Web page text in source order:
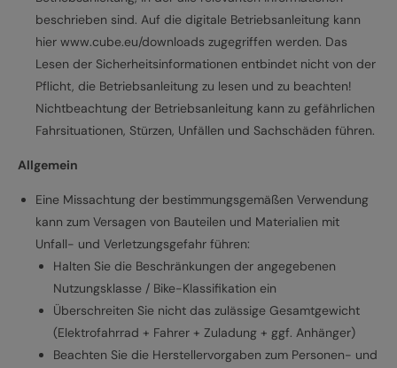
beschrieben sind. Auf die digitale Betriebsanleitung kann
hier www.cube.eu/downloads zugegriffen werden. Das
Lesen der Sicherheitsinformationen entbindet nicht von der
Pflicht, die Betriebsanleitung zu lesen und zu beachten!
Nichtbeachtung der Betriebsanleitung kann zu gefährlichen
Fahrsituationen, Stürzen, Unfällen und Sachschäden führen.
Allgemein
Eine Missachtung der bestimmungsgemäßen Verwendung
kann zum Versagen von Bauteilen und Materialien mit
Unfall- und Verletzungsgefahr führen:
Halten Sie die Beschränkungen der angegebenen
Nutzungsklasse / Bike-Klassifikation ein
Überschreiten Sie nicht das zulässige Gesamtgewicht
(Elektrofahrrad + Fahrer + Zuladung + ggf. Anhänger)
Beachten Sie die Herstellervorgaben zum Personen- und